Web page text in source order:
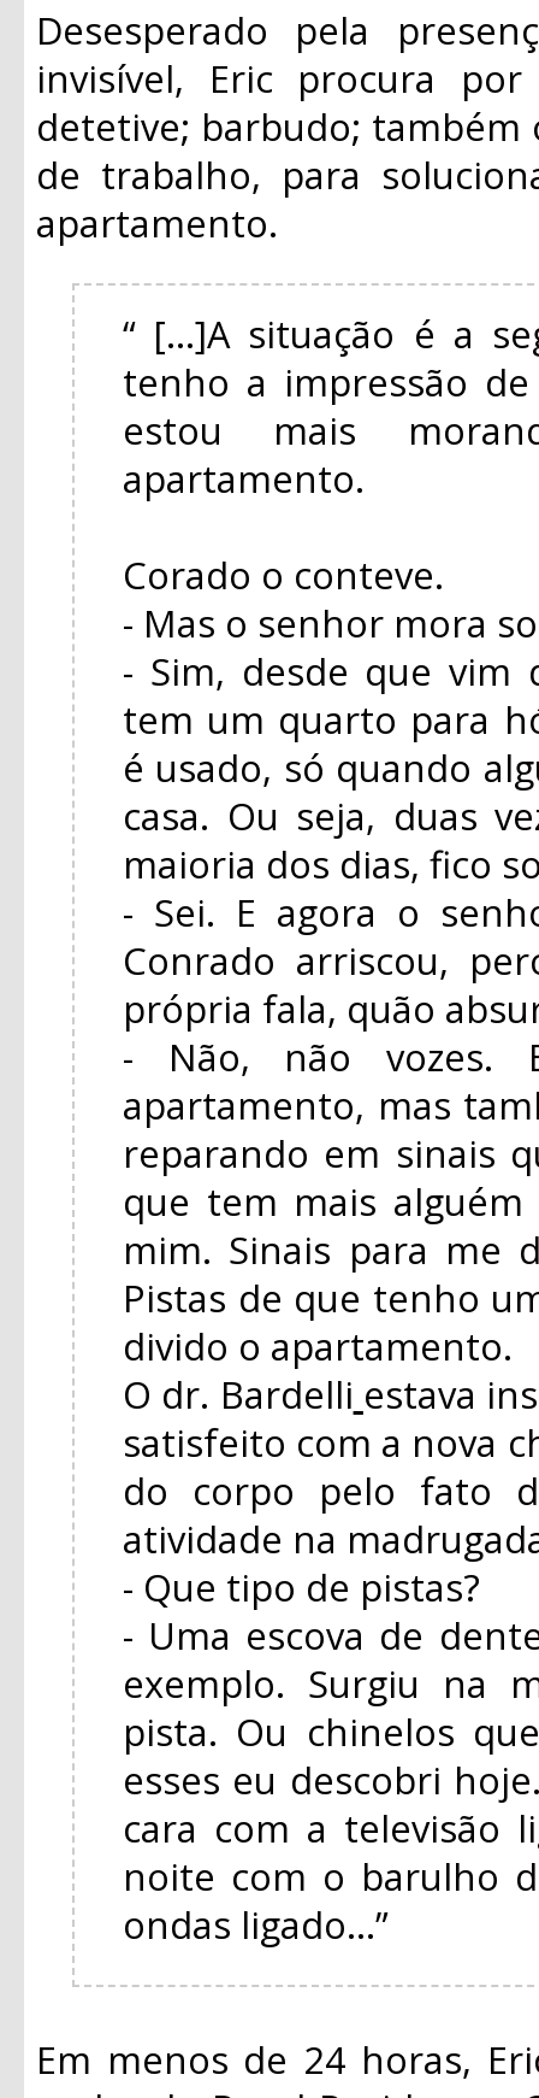
Desesperado pela
invisível, Eric procura
detetive; barbudo;
de trabalho, para
apartamento.
“ [...]A situação é a
tenho a impressão
estou mais
apartamento.
Corado o conteve.
- Mas o senhor mora
- Sim, desde que vim
tem um quarto para
é usado, só quando
casa. Ou seja, duas
maioria dos dias, fico
- Sei. E agora o
Conrado arriscou,
própria fala, quão
- Não, não vozes.
apartamento, mas
reparando em sinais
que tem mais
mim. Sinais para me
Pistas de que tenho
divido o apartamento.
O dr. Bardelli estava
satisfeito com a nova
do corpo pelo fato
atividade na
- Que tipo de pistas?
- Uma escova de
exemplo. Surgiu na
pista. Ou chinelos
esses eu descobri
cara com a televisão
noite com o barulho
ondas ligado...”
Em menos de 24 horas,